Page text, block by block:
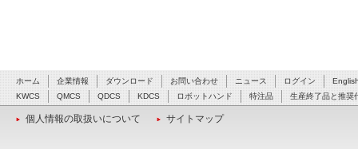
ホーム 企業情報 ダウンロード お問い合わせ ニュース ログイン
KWCS
QMCS QDCS KDCS ロボットハンド 特注品 生産終了品と推奨
個人情報の取扱いについて サイトマップ